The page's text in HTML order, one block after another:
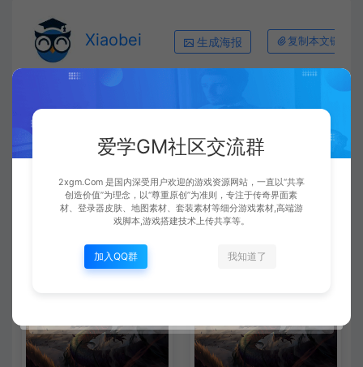
Xiaobei 生成海报 复制本文链接
现代网游的「工业化陷阱」与经典游戏的「自由灵魂」：从热血传奇看游戏设计的本真回归
爱学GM社区交流群
2xgm.Com 是国内深受用户欢迎的游戏资源网站，一直以“共享
创造价值”为理念，以“尊重原创”为准则，专注于传奇界面素
材、登录器皮肤、地图素材、套装素材等细分游戏素材,高端游
戏脚本,游戏搭建技术上传共享等。
加入QQ群 我知道了